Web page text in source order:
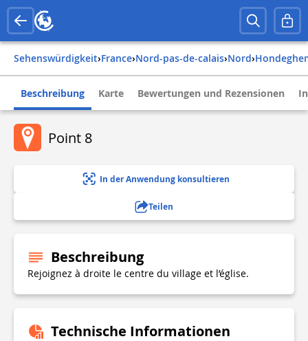
Sehenswürdigkeit› france› nord-pas-de-calais› nord›
Beschreibung Karte Bewertungen und Rezensionen
Point 8
In der Anwendung konsultieren
Teilen
Beschreibung
Rejoignez à droite le centre du village et l’église.
Technische Informationen